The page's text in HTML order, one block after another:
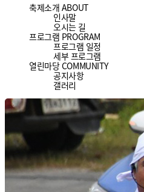
축제소개 ABOUT
인사말
오시는 길
프로그램 PROGRAM
프로그램 일정
세부 프로그램
열린마당COMMUNITY
공지사항
갤러리